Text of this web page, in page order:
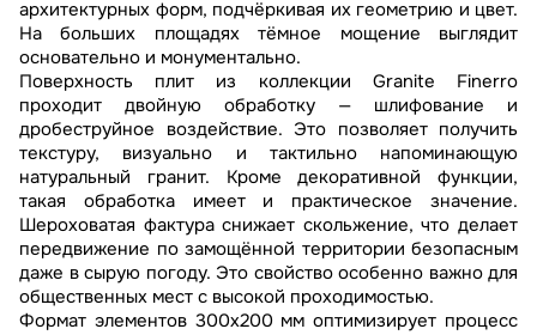
архитектурных форм, подчёркивая их геометрию и цвет.
На больших площадях тёмное мощение выглядит
основательно и монументально.
Поверхность плит из коллекции Granite Finerro
проходит двойную обработку — шлифование и
дробеструйное воздействие. Это позволяет получить
текстуру, визуально и тактильно напоминающую
натуральный гранит. Кроме декоративной функции,
такая обработка имеет и практическое значение.
Шероховатая фактура снижает скольжение, что делает
передвижение по замощённой территории безопасным
даже в сырую погоду. Это свойство особенно важно для
общественных мест с высокой проходимостью.
Формат элементов 300х200 мм оптимизирует процесс